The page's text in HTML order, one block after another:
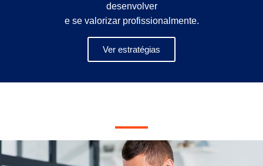
desenvolver
e se valorizar profissionalmente.
Ver estratégias